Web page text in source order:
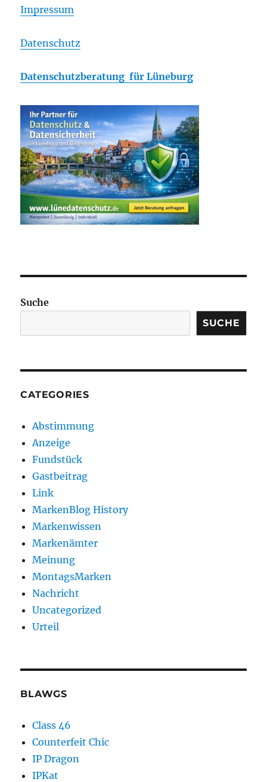
Impressum
Datenschutz
Datenschutzberatung für Lüneburg
Suche
SUCHE
CATEGORIES
Abstimmung
Anzeige
Fundstück
Gastbeitrag
Link
MarkenBlog History
Markenwissen
Markenämter
Meinung
MontagsMarken
Nachricht
Uncategorized
Urteil
BLAWGS
Class 46
Counterfeit Chic
IP Dragon
IPKat